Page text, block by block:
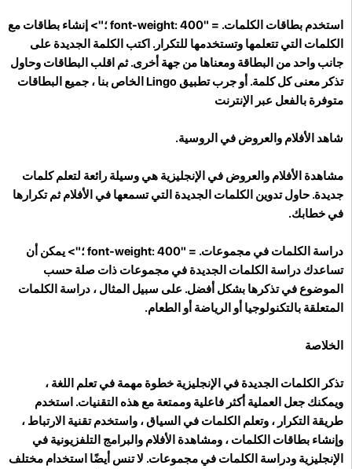
استخدم بطاقات الكلمات.
= "font-weight: 400 ؛"> إنشاء بطاقات مع
الكلمات التي تتعلمها وتستخدمها للتكرار. اكتب الكلمة الجديدة على
جانب واحد من البطاقة ومعناها من جهة أخرى. ثم اقلب البطاقات وحاول
تذكر معنى كل كلمة. أو جرب تطبيق Lingo الخاص بنا ، جميع البطاقات
متوفرة بالفعل عبر الإنترنت
شاهد الأفلام والعروض في الروسية.
مشاهدة الأفلام والعروض في الإنجليزية هي وسيلة رائعة لتعلم كلمات
جديدة. حاول تدوين الكلمات الجديدة التي تسمعها في الأفلام ثم تكرارها
في خطابك.
دراسة الكلمات في مجموعات.
= "font-weight: 400 ؛"> يمكن أن
تساعدك دراسة الكلمات الجديدة في مجموعات ذات صلة حسب
الموضوع في تذكرها بشكل أفضل. على سبيل المثال ، دراسة الكلمات
المتعلقة بالتكنولوجيا أو الرياضة أو الطعام.
الخلاصة
تذكر الكلمات الجديدة في الإنجليزية خطوة مهمة في تعلم اللغة ،
ويمكنك جعل العملية أكثر فاعلية وممتعة مع هذه التقنيات. استخدم
طريقة التكرار ، وتعلم الكلمات في السياق ، واستخدم تقنية الارتباط ،
وإنشاء بطاقات الكلمات ، ومشاهدة الأفلام والبرامج التلفزيونية في
الإنجليزية ودراسة الكلمات في مجموعات. لا تنس أيضًا استخدام مختلف